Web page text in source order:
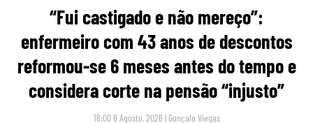
“Fui castigado e não mereço”:
enfermeiro com 43 anos de descontos
reformou-se 6 meses antes do tempo e
considera corte na pensão “injusto”
16:00 6 Agosto, 2026 | Gonçalo Viegas